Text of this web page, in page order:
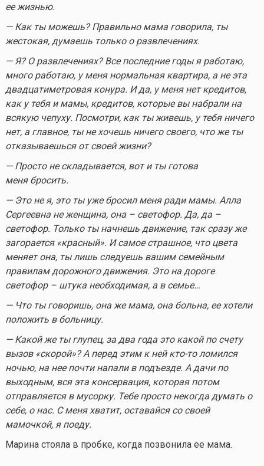
ее жизнью.
— Как ты можешь? Правильно мама говорила, ты
жестокая, думаешь только о развлечениях.
— Я? О развлечениях? Все последние годы я работаю,
много работаю, у меня нормальная квартира, а не эта
двадцатиметровая конура. И да, у меня нет кредитов,
как у тебя и мамы, кредитов, которые вы набрали на
всякую чепуху. Посмотри, как ты живешь, у тебя ничего
нет, а главное, ты не хочешь ничего своего, что же ты
отказываешься от своей жизни?
— Просто не складывается, вот и ты готова
меня бросить.
— Это не я, это ты уже бросил меня ради мамы. Алла
Сергеевна не женщина, она – светофор. Да, да –
светофор. Только ты начнешь движение, так сразу же
загорается «красный». И самое страшное, что цвета
меняет она, ты лишь следуешь вашим семейным
правилам дорожного движения. Это на дороге
светофор – штука необходимая, а в семье…
— Что ты говоришь, она же мама, она больна, ее хотели
положить в больницу.
— Какой же ты глупец, за два года это какой по счету
вызов «скорой»? А перед этим к ней кто-толомился
ночью, на нее почти напали в подъезде. А дачи по
выходным, вся эта консервация, которая потом
отправляется в мусорку. Тебе просто некогда думать о
себе, о нас. С меня хватит, оставайся со своей
мамочкой, я поеду.
Марина стояла в пробке, когда позвонила ее мама.